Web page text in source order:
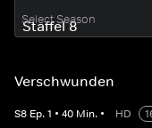
Select Season
Verschwunden
S8 Ep.1 • 40 Min. • HD